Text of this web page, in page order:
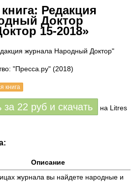
Редакция
Доктор
15-2018»
журнала Народный Доктор"
"Пресса.ру" (2018)
книга
за 22 руб и скачать на Litres
Описание
журнала вы найдете народные и